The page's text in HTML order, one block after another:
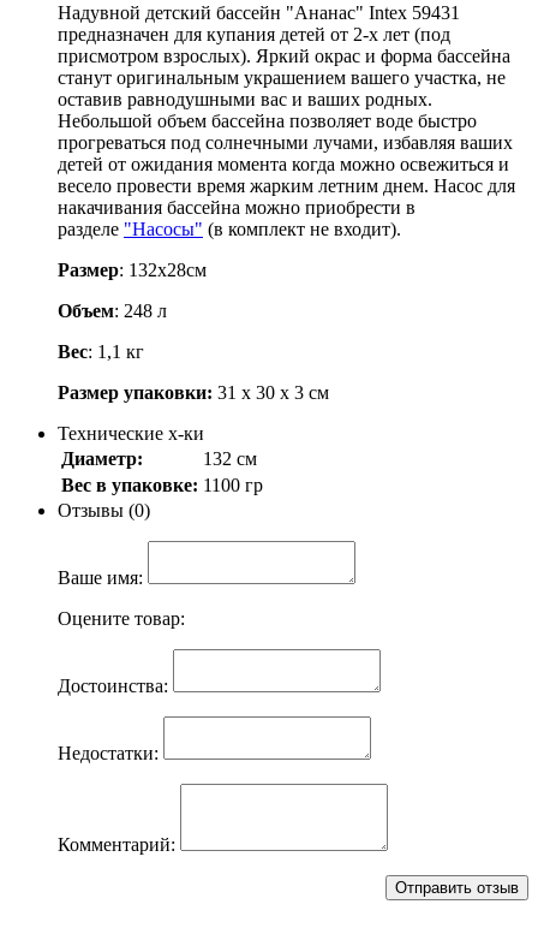
Надувной детский бассейн "Ананас" Intex 59431
предназначен для купания детей от 2-х лет (под
присмотром взрослых). Яркий окрас и форма бассейна
станут оригинальным украшением вашего участка, не
оставив равнодушными вас и ваших родных.
Небольшой объем бассейна позволяет воде быстро
прогреваться под солнечными лучами, избавляя ваших
детей от ожидания момента когда можно освежиться и
весело провести время жарким летним днем. Насос для
накачивания бассейна можно приобрести в
разделе "Насосы" (в комплект не входит).
Размер: 132х28см
Объем: 248 л
Вес: 1,1 кг
Размер упаковки: 31 х 30 х 3 см
Технические х-ки
Диаметр:
132 см
Вес в упаковке: 1100 гр
Отзывы (0)
Ваше имя:
Оцените товар:
Достоинства:
Недостатки:
Комментарий: